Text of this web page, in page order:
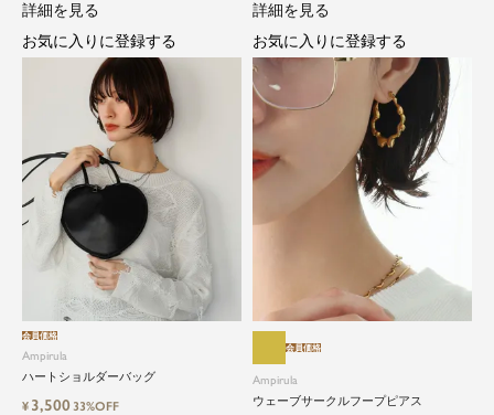
都会的で自由なムードにトレンドを。
手頃な価格で毎日に寄り添う。
Ampirula
ハートショルダーバッグ
会員価格
¥ 3,50033%OFF
詳細を見る
お気に入りに登録する
Ampirula
ウェーブサークルフープピアス
会員価格
詳細を見る
お気に入りに登録する